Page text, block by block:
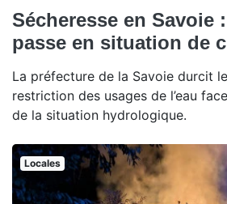
Sécheresse en Savoie
passe en situation de
La préfecture de la Savoie durcit
restriction des usages de l’eau
de la situation hydrologique.
Locales